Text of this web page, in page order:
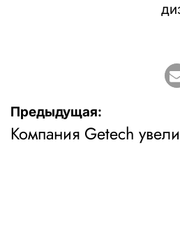
Навигация
по
Предыдущая:
Компания Getech